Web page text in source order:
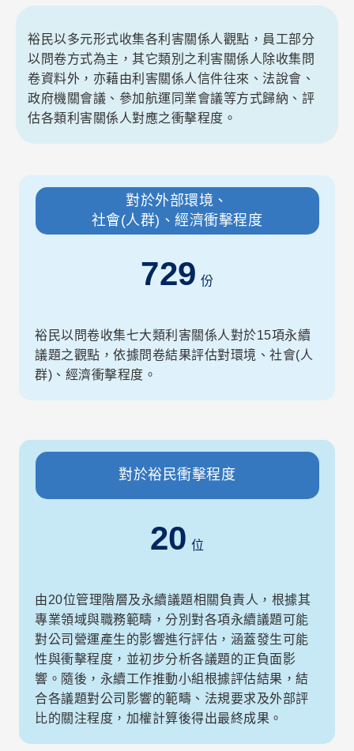
裕民以多元形式收集各利害關係人觀點，員工部分
以問卷方式為主，其它類別之利害關係人除收集問
卷資料外，亦藉由利害關係人信件往來、法說會、
政府機關會議、參加航運同業會議等方式歸納、評
估各類利害關係人對應之衝擊程度。
對於外部環境、
社會(人群)、經濟衝擊程度
729 份
裕民以問卷收集七大類利害關係人對於15項永續
議題之觀點，依據問卷結果評估對環境、社會(人
群)、經濟衝擊程度。
對於裕民衝擊程度
20 位
由20位管理階層及永續議題相關負責人，根據其
專業領域與職務範疇，分別對各項永續議題可能
對公司營運產生的影響進行評估，涵蓋發生可能
性與衝擊程度，並初步分析各議題的正負面影
響。隨後，永續工作推動小組根據評估結果，結
合各議題對公司影響的範疇、法規要求及外部評
比的關注程度，加權計算後得出最終成果。